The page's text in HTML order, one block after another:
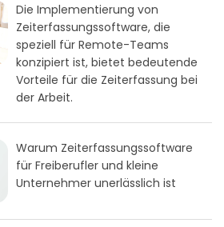
Die Implementierung von
Zeiterfassungssoftware, die
speziell für Remote-Teams
konzipiert ist, bietet bedeutende
Vorteile für die Zeiterfassung bei
der Arbeit.
Warum Zeiterfassungssoftware
für Freiberufler und kleine
Unternehmer unerlässlich ist